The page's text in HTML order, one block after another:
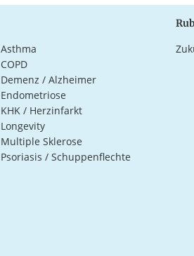
Asthma
COPD
Demenz / Alzheimer
Endometriose
KHK / Herzinfarkt
Longevity
Multiple Sklerose
Psoriasis / Schuppenflechte